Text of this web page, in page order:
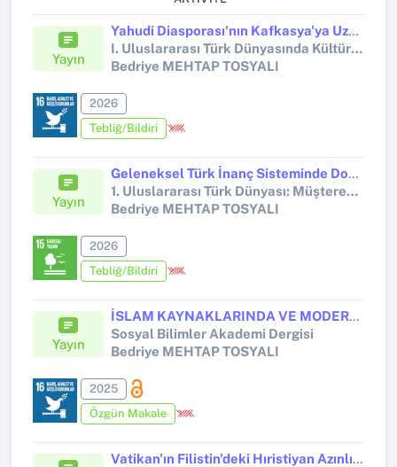
Yayın
Yahudi Diasporası'nın Kafkasya'ya Uzanan Tarihsel Süreci: Azerbaycan Örneği
I. Uluslararası Türk Dünyasında Kültür ve Değerlerin İzleri Sempozyumu
Bedriye MEHTAP TOSYALI
2026
Tebliğ/Bildiri
Yayın
Geleneksel Türk İnanç Sisteminde Doğa Kültleri ve Kutsal Mekân İlişkisi
1. Uluslararası Türk Dünyası: Müşterek Değerlerin İhyası ve İnşası Sempozyumu
Bedriye MEHTAP TOSYALI
2026
Tebliğ/Bildiri
Yayın
İSLAM KAYNAKLARINDA VE MODERN DÖNEM SÂBİÎLİK’TE TANRI TASAVVURU
Sosyal Bilimler Akademi Dergisi
Bedriye MEHTAP TOSYALI
2025
Özgün Makale
Vatikan'ın Filistin'deki Hıristiyan Azınlıkların Korunmasına Yönelik Faaliyetleri